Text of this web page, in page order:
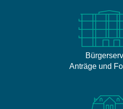
Anträge und